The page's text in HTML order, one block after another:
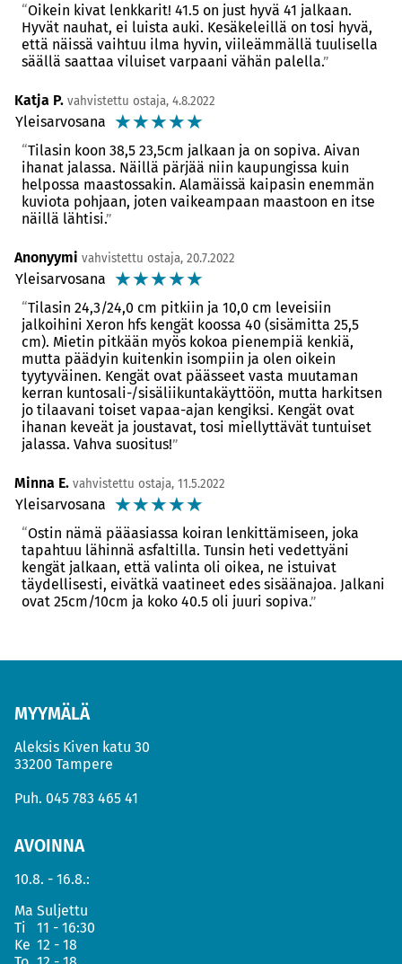
Oikein kivat lenkkarit! 41.5 on just hyvä 41 jalkaan.
Hyvät nauhat, ei luista auki. Kesäkeleillä on tosi hyvä,
että näissä vaihtuu ilma hyvin, viileämmällä tuulisella
säällä saattaa viluiset varpaani vähän palella.
Katja P. vahvistettu ostaja, 4.8.2022
Yleisarvosana ☆☆☆☆☆
Tilasin koon 38,5 23,5cm jalkaan ja on sopiva. Aivan
ihanat jalassa. Näillä pärjää niin kaupungissa kuin
helpossa maastossakin. Alamäissä kaipasin enemmän
kuviota pohjaan, joten vaikeampaan maastoon en itse
näillä lähtisi.
Anonyymi vahvistettu ostaja, 20.7.2022
Yleisarvosana ☆☆☆☆☆
Tilasin 24,3/24,0 cm pitkiin ja 10,0 cm leveisiin
jalkoihini Xeron hfs kengät koossa 40 (sisämitta 25,5
cm). Mietin pitkään myös kokoa pienempiä kenkiä,
mutta päädyin kuitenkin isompiin ja olen oikein
tyytyväinen. Kengät ovat päässeet vasta muutaman
kerran kuntosali-/sisäliikuntakäyttöön, mutta harkitsen
jo tilaavani toiset vapaa-ajan kengiksi. Kengät ovat
ihanan keveät ja joustavat, tosi miellyttävät tuntuiset
jalassa. Vahva suositus!
Minna E. vahvistettu ostaja, 11.5.2022
Yleisarvosana ☆☆☆☆☆
Ostin nämä pääasiassa koiran lenkittämiseen, joka
tapahtuu lähinnä asfaltilla. Tunsin heti vedettyäni
kengät jalkaan, että valinta oli oikea, ne istuivat
täydellisesti, eivätkä vaatineet edes sisäänajoa. Jalkani
ovat 25cm/10cm ja koko 40.5 oli juuri sopiva.
MYYMÄLÄ
Aleksis Kiven katu 30
33200 Tampere
Puh. 045 783 465 41
AVOINNA
10.8. - 16.8.:
Ma Suljettu
Ti
11 - 16:30
Ke 12 - 18